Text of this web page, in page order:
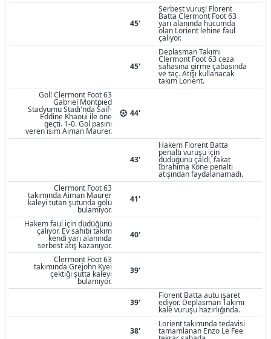
45'
Serbest vuruş! Florent
Batta Clermont Foot 63
yarı alanında hücumda
olan Lorient lehine faul
çalıyor.
45'
Deplasman Takımı
Clermont Foot 63 ceza
sahasına girme çabasında
ve taç. Atışı kullanacak
takım Lorient.
Gol! Clermont Foot 63
Gabriel Montpied
Stadyumu Stadı'nda Saif-
Eddine Khaoui ile öne
geçti. 1-0. Gol pasını
veren isim Aiman Maurer.
44'
43'
Hakem Florent Batta
penaltı vuruşu için
düdüğünü çaldı, fakat
Ibrahima Kone penaltı
atışından faydalanamadı.
Clermont Foot 63
takımında Aiman Maurer
kaleyi tutan şutunda golü
bulamıyor.
41'
Hakem faul için düdüğünü
çalıyor. Ev sahibi takım
kendi yarı alanında
serbest atış kazanıyor.
40'
Clermont Foot 63
takımında Grejohn Kyei
çektiği şutta kaleyi
bulamıyor.
39'
39'
Florent Batta autu işaret
ediyor. Deplasman Takımı
kale vuruşu hazırlığında.
38'
Lorient takımında tedavisi
tamamlanan Enzo Le Fee